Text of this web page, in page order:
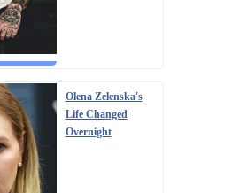
Olena Zelenska's
Life Changed
Overnight